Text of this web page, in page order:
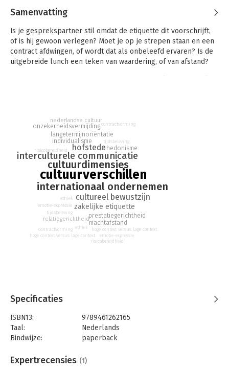
Samenvatting
Is je gesprekspartner stil omdat de etiquette dit voorschrijft,
of is hij gewoon verlegen? Moet je op je strepen staan en een
contract afdwingen, of wordt dat als onbeleefd ervaren? Is de
uitgebreide lunch een teken van waardering, of van afstand?
culturen. De volgende keer weet je of je moet streven naar
consensus of moet gaan voor de confrontatie. Of je haast moet
maken, of de tijd moet nemen. Talloze voorbeelden van
mislukte en succesvolle onderhandelingen laten zien wat
werkt, en wat niet.
cultuurverschillen
cultuurdimensies
internationaal ondernemen
interculturele communicatie
hofstede
cultureel bewustzijn
zakelijke etiquette
individualisme
langetermijnoriëntatie
prestatiegerichtheid
hedonisme
machtafstand
onzekerheidsvermijding
relatiegerichtheid
nederlandse cultuur
tijdsbeleving
ethiek
emotie-expressie
risicobereidheid
hoge context versus lage context
contractvorming
tijdsbeleving
ethiek
emotie-expressie
risicobereidheid
hoge context versus lage context
contractvorming
Specificaties
ISBN13:
9789461262165
Taal:
Nederlands
Bindwijze:
paperback
Uitgever:
Quetzal BV
Expertrecensies (1)